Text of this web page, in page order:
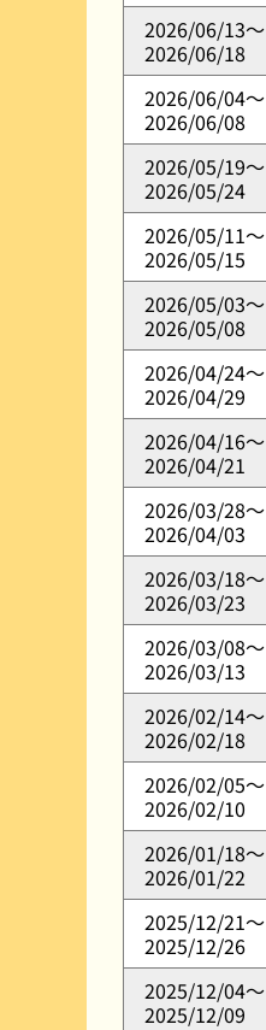
2026/06/13～
2026/06/18
2026/06/04～
2026/06/08
2026/05/19～
2026/05/24
2026/05/11～
2026/05/15
2026/05/03～
2026/05/08
2026/04/24～
2026/04/29
2026/04/16～
2026/04/21
2026/03/28～
2026/04/03
2026/03/18～
2026/03/23
2026/03/08～
2026/03/13
2026/02/14～
2026/02/18
2026/02/05～
2026/02/10
2026/01/18～
2026/01/22
2025/12/21～
2025/12/26
2025/12/04～
2025/12/09